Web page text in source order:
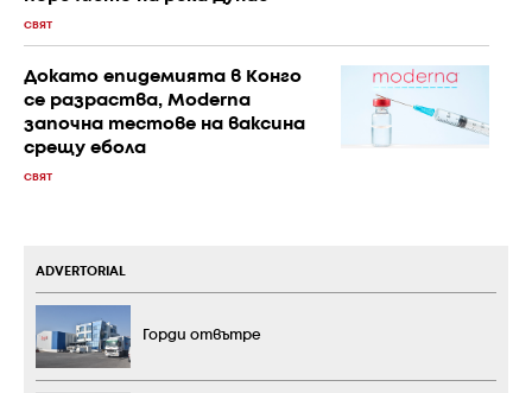
СВЯТ
Докато епидемията в Конго
се разраства, Moderna
започна тестове на ваксина
срещу ебола
СВЯТ
ADVERTORIAL
Горди отвътре